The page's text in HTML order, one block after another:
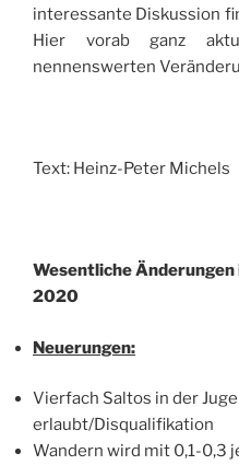
interessante Diskussion
Hier vorab ganz
nennenswerten
Text: Heinz-Peter Michels
Wesentliche Änderungen
2020
Neuerungen:
Vierfach Saltos in der
erlaubt/Disqualifikation
Wandern wird mit 0,1-0,3